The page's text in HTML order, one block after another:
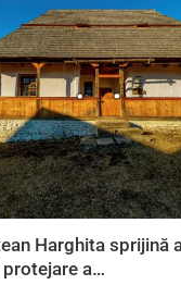
Harghita sprijină
a…